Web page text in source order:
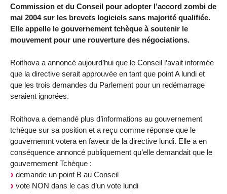
Commission et du Conseil pour adopter l’accord zombi de
mai 2004 sur les brevets logiciels sans majorité qualifiée.
Elle appelle le gouvernement tchèque à soutenir le
mouvement pour une rouverture des négociations.
Roithova a annoncé aujourd’hui que le Conseil l’avait informée
que la directive serait approuvée en tant que point A lundi et
que les trois demandes du Parlement pour un redémarrage
seraient ignorées.
Roithova a demandé plus d’informations au gouvernement
tchèque sur sa position et a reçu comme réponse que le
gouvernemnt votera en faveur de la directive lundi. Elle a en
conséquence annoncé publiquement qu’elle demandait que le
gouvernement Tchèque :
demande un point B au Conseil
vote NON dans le cas d’un vote lundi